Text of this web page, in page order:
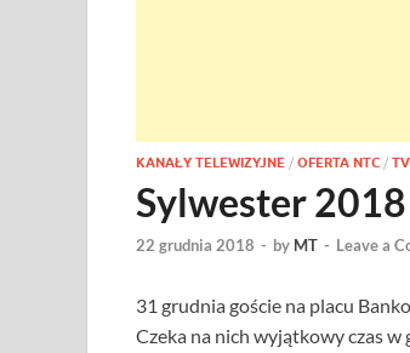
KANAŁY TELEWIZYJNE / OFERTA NTC /
Sylwester
22 grudnia 2018 - by MT - Leave a
31 grudnia goście na placu
Czeka na nich wyjątkowy czas